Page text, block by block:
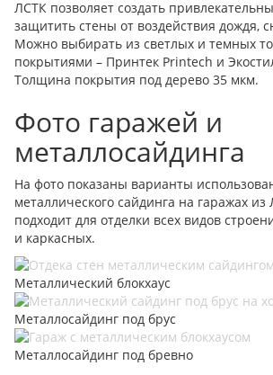
ЛСТК позволяет создать
защитить стены от воздействия дождя,
Можно выбирать из светлых и темных
покрытиями – Принтек Printech и
Толщина покрытия под дерево 35 мкм.
Фото гаражей и
металлосайдинга
На фото показаны варианты
металлического сайдинга на гаражах
подходит для отделки всех видов
и каркасных.
Металлический блокхаус
Металлосайдинг под брус
Металлосайдинг под бревно